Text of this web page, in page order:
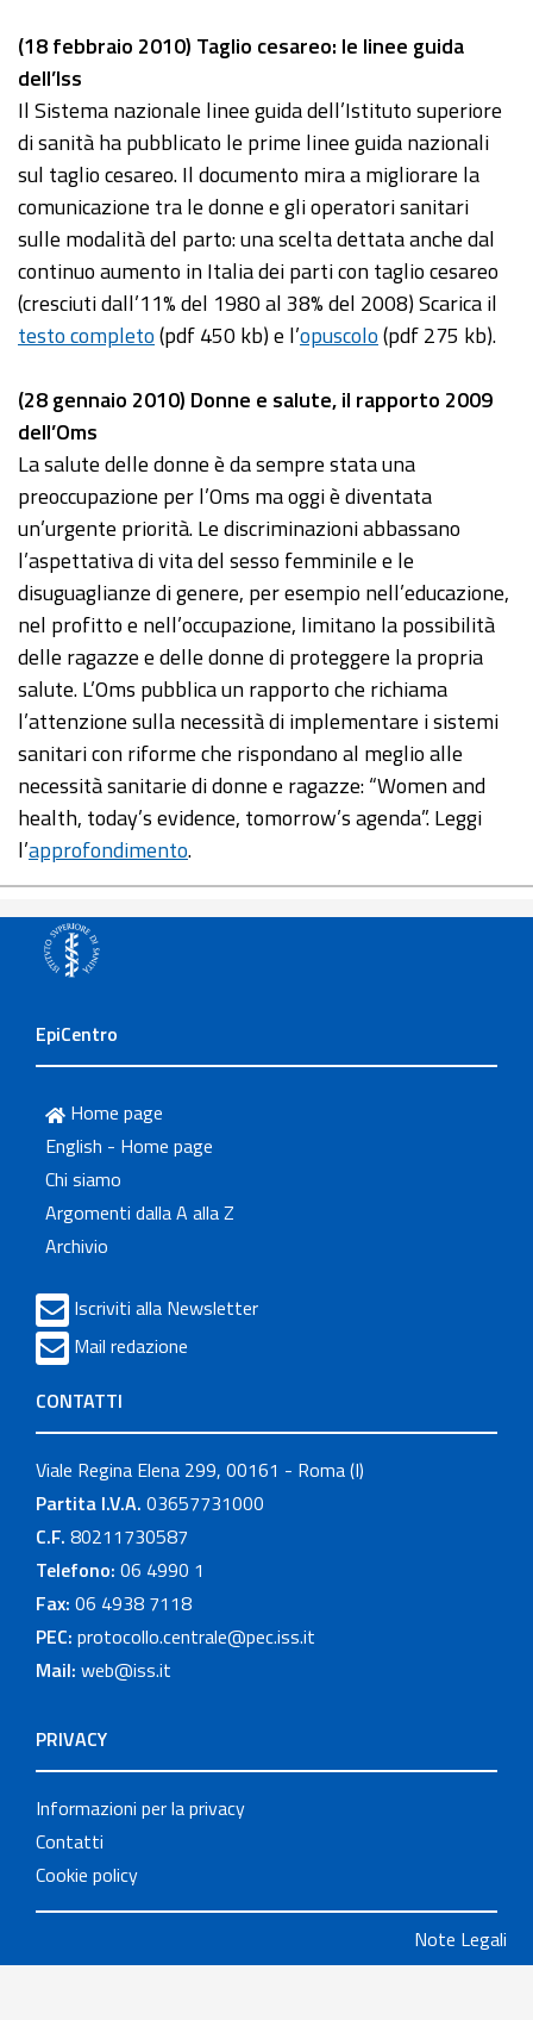
(18 febbraio 2010) Taglio cesareo: le linee guida
dell’Iss
Il Sistema nazionale linee guida dell’Istituto superiore
di sanità ha pubblicato le prime linee guida nazionali
sul taglio cesareo. Il documento mira a migliorare la
comunicazione tra le donne e gli operatori sanitari
sulle modalità del parto: una scelta dettata anche dal
continuo aumento in Italia dei parti con taglio cesareo
(cresciuti dall’11% del 1980 al 38% del 2008) Scarica il
testo completo(pdf 450 kb) e l’opuscolo(pdf 275 kb).
(28 gennaio 2010) Donne e salute, il rapporto 2009
dell’Oms
La salute delle donne è da sempre stata una
preoccupazione per l’Oms ma oggi è diventata
un’urgente priorità. Le discriminazioni abbassano
l’aspettativa di vita del sesso femminile e le
disuguaglianze di genere, per esempio nell’educazione,
nel profitto e nell’occupazione, limitano la possibilità
delle ragazze e delle donne di proteggere la propria
salute. L’Oms pubblica un rapporto che richiama
l’attenzione sulla necessità di implementare i sistemi
sanitari con riforme che rispondano al meglio alle
necessità sanitarie di donne e ragazze: “Women and
health, today’s evidence, tomorrow’s agenda”. Leggi
l’approfondimento.
EpiCentro
Home page
English - Home page
Chi siamo
Argomenti dalla A alla Z
Archivio
Iscriviti alla Newsletter
Mail redazione
CONTATTI
Viale Regina Elena 299, 00161 - Roma (I)
Partita I.V.A. 03657731000
C.F. 80211730587
Telefono: 06 4990 1
Fax: 06 4938 7118
PEC: protocollo.centrale@pec.iss.it
Mail: web@iss.it
PRIVACY
Informazioni per la privacy
Contatti
Cookie policy
Note Legali